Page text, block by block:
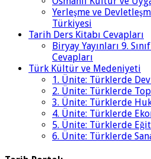
Yerleşme ve
Türkiyesi
Tarih Ders Kitabı Cevapları
Biryay Yayınları 9.
Cevapları
Türk Kültür ve Medeniyeti
1. Ünite: Türklerde
2. Ünite: Türklerde
3. Ünite: Türklerde
4. Ünite: Türklerde
5. Ünite: Türklerde
6. Ünite: Türklerde